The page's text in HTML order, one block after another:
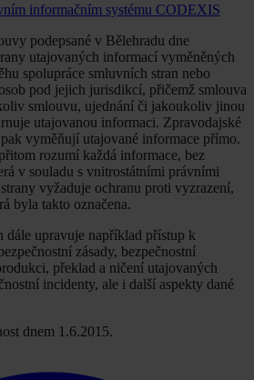
informačním systému CODEXIS
podepsané v Bělehradu dne
utajovaných informací vyměněných
spolupráce smluvních stran nebo
pod jejich jurisdikcí, přičemž smlouva
smlouvu, ujednání či jakoukoliv jinou
utajovanou informaci. Zpravodajské
vyměňují utajované informace přímo.
rozumí každá informace, bez
v souladu s vnitrostátními právními
vyžaduje ochranu proti vyzrazení,
byla takto označena.
dále upravuje například přístup k
zásady, bezpečnostní
překlad a ničení utajovaných
incidenty, ale i další aspekty dané
dnem 1.6.2015.